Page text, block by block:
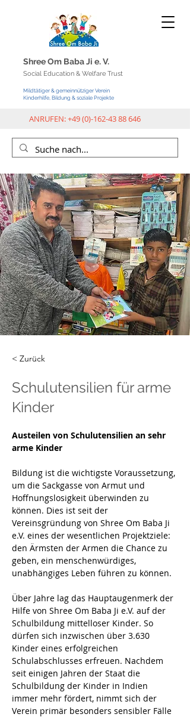
Shree Om Baba Ji e.V.
Social Education & Welfare Trust
Mildtätiger & gemeinnütziger Verein
Kinderhilfe, Bildung & soziale Projekte
ANRUFEN:+49 (0)-162-43 88 646
< Zurück
Schulutensilien für arme
Kinder
Austeilen von Schulutensilien an sehr
arme Kinder
Bildung ist die wichtigste Voraussetzung,
um die Sackgasse von Armut und
Hoffnungslosigkeit überwinden zu
können. Dies ist seit der
Vereinsgründung von Shree Om Baba Ji
e.V. eines der wesentlichen Projektziele:
den Ärmsten der Armen die Chance zu
geben, ein menschenwürdiges,
unabhängiges Leben führen zu können.
Über Jahre lag das Hauptaugenmerk der
Hilfe von Shree Om Baba Ji e.V. auf der
Schulbildung mittelloser Kinder. So
dürfen sich inzwischen über 3.630
Kinder eines erfolgreichen
Schulabschlusses erfreuen. Nachdem
seit einigen Jahren der Staat die
Schulbildung der Kinder in Indien
immer mehr fördert, nimmt sich der
Verein primär besonders sensibler Fälle